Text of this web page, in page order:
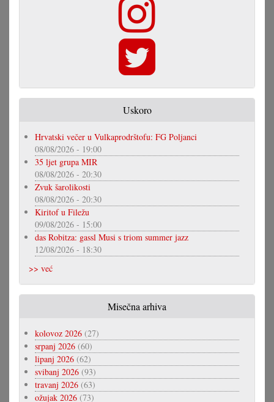
Uskoro
Hrvatski večer u Vulkaprodrštofu: FG Poljanci
08/08/2026 - 19:00
35 ljet grupa MIR
08/08/2026 - 20:30
Zvuk šarolikosti
08/08/2026 - 20:30
Kiritof u Filežu
09/08/2026 - 15:00
das Robitza: gassl Musi s triom summer jazz
12/08/2026 - 18:30
>> već
Misečna arhiva
kolovoz 2026 (27)
srpanj 2026 (60)
lipanj 2026 (62)
svibanj 2026 (93)
travanj 2026 (63)
ožujak 2026 (73)